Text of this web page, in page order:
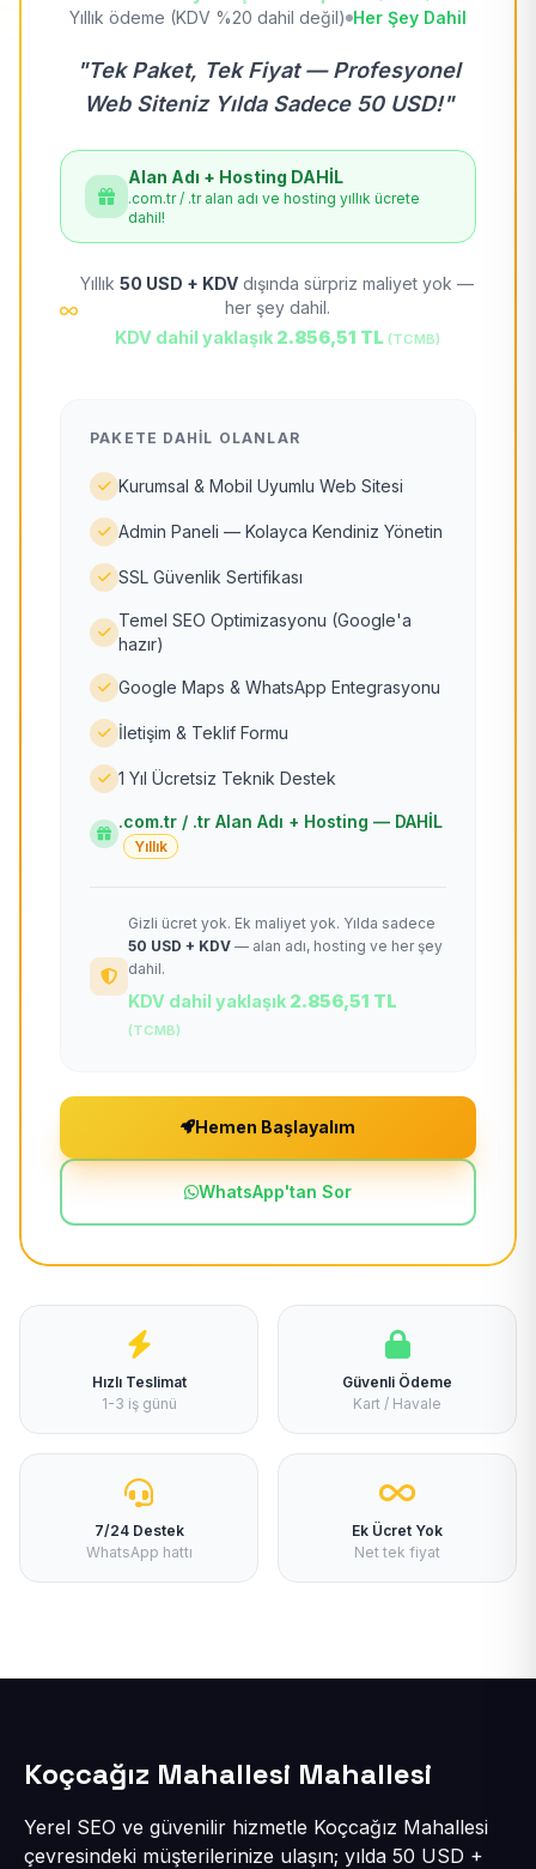
Yıllık ödeme (KDV %20 dahil değil) Her Şey Dahil
"Tek Paket, Tek Fiyat — Profesyonel
Web Siteniz Yılda Sadece 50 USD!"
Alan Adı + Hosting DAHİL
.com.tr / .tr alan adı ve hosting yıllık ücrete
dahil!
Yıllık 50 USD + KDV dışında sürpriz maliyet yok —
her şey dahil.
KDV dahil yaklaşık 2.856,51 TL (TCMB)
PAKETE DAHIL OLANLAR
Kurumsal & Mobil Uyumlu Web Sitesi
Admin Paneli — Kolayca Kendiniz Yönetin
SSL Güvenlik Sertifikası
Temel SEO Optimizasyonu (Google'a
hazır)
Google Maps & WhatsApp Entegrasyonu
İletişim & Teklif Formu
1 Yıl Ücretsiz Teknik Destek
.com.tr / .tr Alan Adı + Hosting — DAHİL
Yıllık
Gizli ücret yok. Ek maliyet yok. Yılda sadece
50 USD + KDV — alan adı, hosting ve her şey
dahil.
KDV dahil yaklaşık 2.856,51 TL
(TCMB)
Hemen Başlayalım
WhatsApp'tan Sor
Hızlı Teslimat
1-3 iş günü
Güvenli Ödeme
Kart / Havale
7/24 Destek
WhatsApp hattı
Ek Ücret Yok
Net tek fiyat
Koçcağız Mahallesi Mahallesi
Yerel SEO ve güvenilir hizmetle Koçcağız Mahallesi
çevresindeki müşterilerinize ulaşın; yılda 50 USD +